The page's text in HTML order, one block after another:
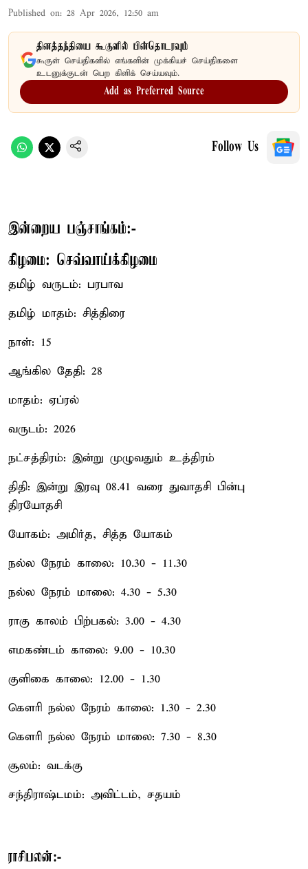
Published on: 28 Apr 2026, 12:50 am
தினத்தந்தியை கூகுளில் பின்தொடரவும்
கூகுள் செய்திகளில் எங்களின் முக்கியச் செய்திகளை
உடனுக்குடன் பெற கிளிக் செய்யவும்.
Add as Preferred Source
Follow Us
இன்றைய பஞ்சாங்கம்:-
கிழமை: செவ்வாய்க்கிழமை
தமிழ் வருடம்: பரபாவ
தமிழ் மாதம்: சித்திரை
நாள்: 15
ஆங்கில தேதி: 28
மாதம்: ஏப்ரல்
வருடம்: 2026
நட்சத்திரம்: இன்று முழுவதும் உத்திரம்
திதி: இன்று இரவு 08.41 வரை துவாதசி பின்பு
திரயோதசி
யோகம்: அமிர்த, சித்த யோகம்
நல்ல நேரம் காலை: 10.30 - 11.30
நல்ல நேரம் மாலை: 4.30 - 5.30
ராகு காலம் பிற்பகல்: 3.00 - 4.30
எமகண்டம் காலை: 9.00 - 10.30
குளிகை காலை: 12.00 - 1.30
கௌரி நல்ல நேரம் காலை: 1.30 - 2.30
கௌரி நல்ல நேரம் மாலை: 7.30 - 8.30
சூலம்: வடக்கு
சந்திராஷ்டமம்: அவிட்டம், சதயம்
ராசிபலன்:-